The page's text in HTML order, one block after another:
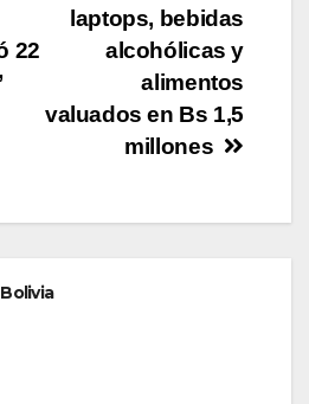
laptops, bebidas
alcohólicas y
alimentos
valuados en Bs 1,5
millones
22
Bolivia